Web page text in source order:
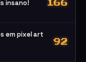
insano!
166
em pixel art
92